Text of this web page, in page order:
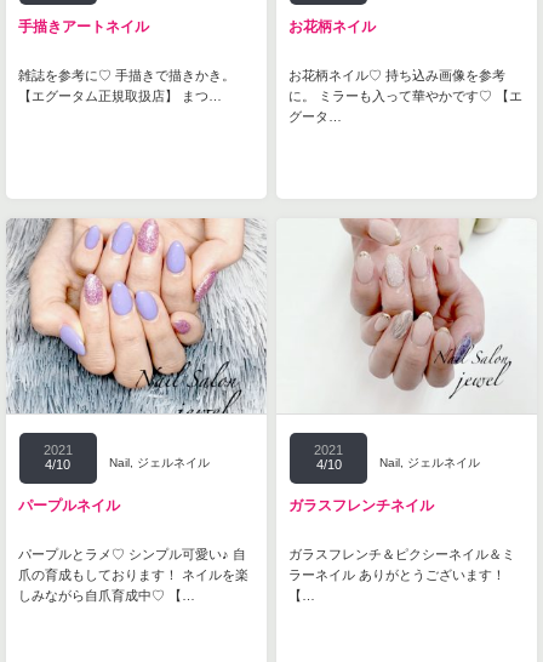
手描きアートネイル
雑誌を参考に♡ 手描きで描きかき。
【エグータム正規取扱店】 まつ…
お花柄ネイル
お花柄ネイル♡ 持ち込み画像を参考
に。 ミラーも入って華やかです♡ 【エ
グータ…
2021
4/10
Nail ジェルネイル
パープルネイル
パープルとラメ♡ シンプル可愛い♪ 自
爪の育成もしております！ ネイルを楽
しみながら自爪育成中♡ 【…
2021
4/10
Nail ジェルネイル
ガラスフレンチネイル
ガラスフレンチ＆ピクシーネイル＆ミ
ラーネイル ありがとうございます！
【…